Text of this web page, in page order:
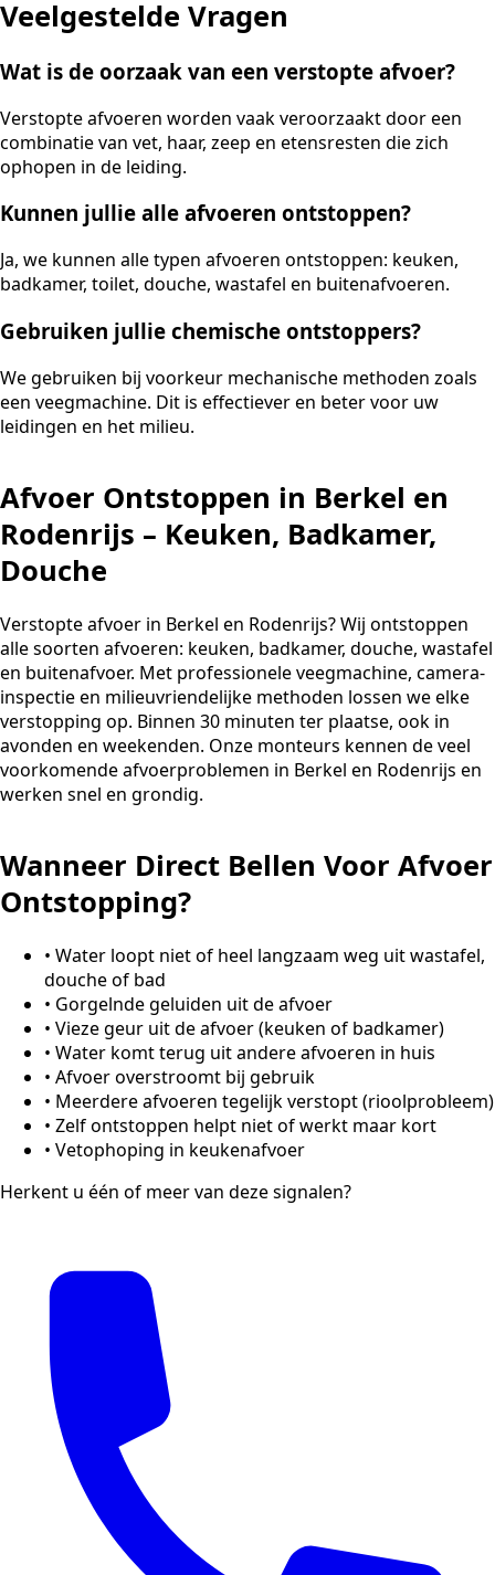
Veelgestelde Vragen
Wat is de oorzaak van een verstopte afvoer?
Verstopte afvoeren worden vaak veroorzaakt door een
combinatie van vet, haar, zeep en etensresten die zich
ophopen in de leiding.
Kunnen jullie alle afvoeren ontstoppen?
Ja, we kunnen alle typen afvoeren ontstoppen: keuken,
badkamer, toilet, douche, wastafel en buitenafvoeren.
Gebruiken jullie chemische ontstoppers?
We gebruiken bij voorkeur mechanische methoden zoals
een veegmachine. Dit is effectiever en beter voor uw
leidingen en het milieu.
Afvoer Ontstoppen in Berkel en
Rodenrijs – Keuken, Badkamer,
Douche
Verstopte afvoer in Berkel en Rodenrijs? Wij ontstoppen
alle soorten afvoeren: keuken, badkamer, douche, wastafel
en buitenafvoer. Met professionele veegmachine, camera-
inspectie en milieuvriendelijke methoden lossen we elke
verstopping op. Binnen 30 minuten ter plaatse, ook in
avonden en weekenden. Onze monteurs kennen de veel
voorkomende afvoerproblemen in Berkel en Rodenrijs en
werken snel en grondig.
Wanneer Direct Bellen Voor Afvoer
Ontstopping?
• Water loopt niet of heel langzaam weg uit wastafel,
douche of bad
• Gorgelnde geluiden uit de afvoer
• Vieze geur uit de afvoer (keuken of badkamer)
• Water komt terug uit andere afvoeren in huis
• Afvoer overstroomt bij gebruik
• Meerdere afvoeren tegelijk verstopt (rioolprobleem)
• Zelf ontstoppen helpt niet of werkt maar kort
• Vetophoping in keukenafvoer
Herkent u één of meer van deze signalen?